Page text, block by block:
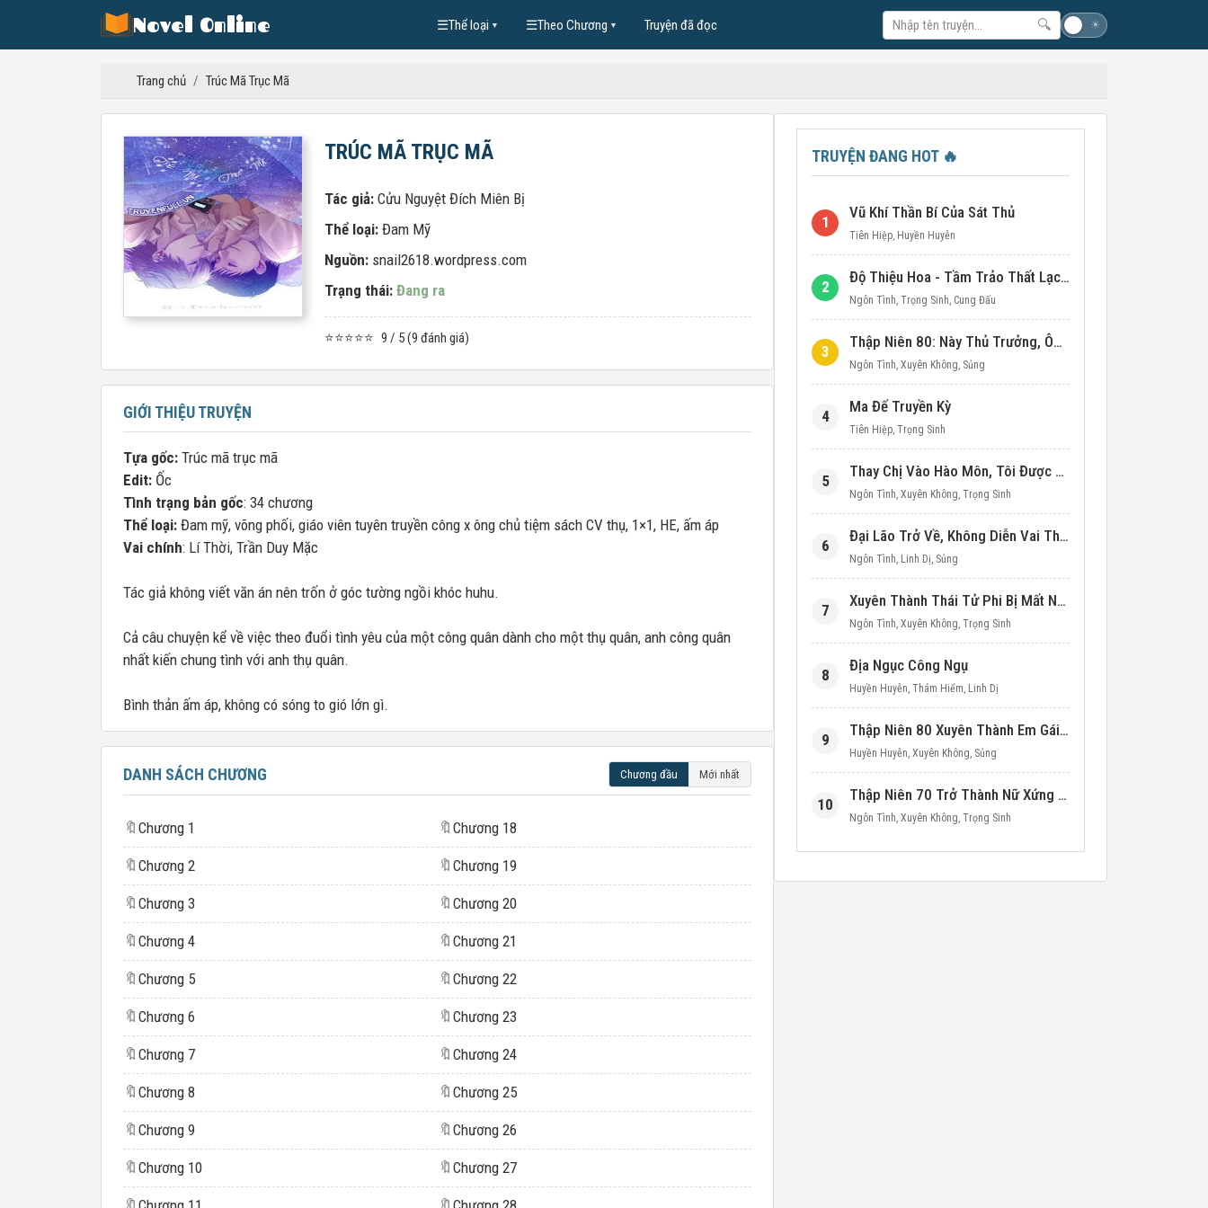
Novel Online ☰Thể loại ▼ ☰Theo Chương ▼ Truyện đã đọc 🔍 ☀
Trang chủ / Trúc Mã Trục Mã
TRÚC MÃ TRỤC MÃ
Tác giả: Cửu Nguyệt Đích Miên Bị
Thể loại: Đam Mỹ
Nguồn: snail2618.wordpress.com
Trạng thái: Đang ra
⭐⭐⭐⭐⭐ 9 / 5 (9 đánh giá)
GIỚI THIỆU TRUYỆN
Tựa gốc: Trúc mã trục mã
Edit: Ốc
Tình trạng bản gốc: 34 chương
Thể loại: Đam mỹ, võng phối, giáo viên tuyên truyền công x ông chủ tiệm sách CV thụ, 1×1, HE, ấm áp
Vai chính: Lí Thời, Trần Duy Mặc
Tác giả không viết văn án nên trốn ở góc tường ngồi khóc huhu.
Cả câu chuyện kể về việc theo đuổi tình yêu của một công quân dành cho một thụ quân, anh công quân
nhất kiến chung tình với anh thụ quân.
Bình thản ấm áp, không có sóng to gió lớn gì.
DANH SÁCH CHƯƠNG Chương đầu Mới nhất
🔖 Chương 1
🔖 Chương 2
🔖 Chương 3
🔖 Chương 4
🔖 Chương 5
🔖 Chương 6
🔖 Chương 7
🔖 Chương 8
🔖 Chương 9
🔖 Chương 10
🔖 Chương 18
🔖 Chương 19
🔖 Chương 20
🔖 Chương 21
🔖 Chương 22
🔖 Chương 23
🔖 Chương 24
🔖 Chương 25
🔖 Chương 26
🔖 Chương 27
TRUYỆN ĐANG HOT 🔥
1
Vũ Khí Thần Bí Của Sát Thủ
Tiên Hiệp, Huyền Huyễn
2
Độ Thiệu Hoa - Tầm Trảo Thất Lạc Đích Ái Tình
Ngôn Tình, Trọng Sinh, Cung Đấu
3
Thập Niên 80: Này Thủ Trưởng, Ôm Một Cái Đi!
Ngôn Tình, Xuyên Không, Sủng
4
Ma Đế Truyền Kỳ
Tiên Hiệp, Trọng Sinh
5
Thay Chị Vào Hào Môn, Tôi Được Cưng Chiều Hết Mực (Thập Niên 90)
Ngôn Tình, Xuyên Không, Trọng Sinh
6
Đại Lão Trở Về, Không Diễn Vai Thiên Kim Giả Nữa
Ngôn Tình, Linh Dị, Sủng
7
Xuyên Thành Thái Tử Phi Bị Mất Nước
Ngôn Tình, Xuyên Không, Trọng Sinh
8
Địa Ngục Công Ngụ
Huyền Huyễn, Thám Hiểm, Linh Dị
9
Thập Niên 80 Xuyên Thành Em Gái Học Bá
Huyền Huyễn, Xuyên Không, Sủng
10
Thập Niên 70 Trở Thành Nữ Xứng Nuôi Con Làm Giàu
Ngôn Tình, Xuyên Không, Trọng Sinh